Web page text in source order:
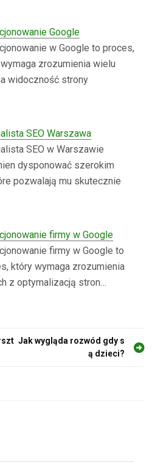
Google
w Google to proces,
zrozumienia wielu
widoczność strony
SEO Warszawa
SEO w Warszawie
dysponować szerokim
pozwalają mu skutecznie
firmy w Google
firmy w Google to
który wymaga zrozumienia
z optymalizacją stron…
Jak wygląda rozwód gdy s
ą dzieci?